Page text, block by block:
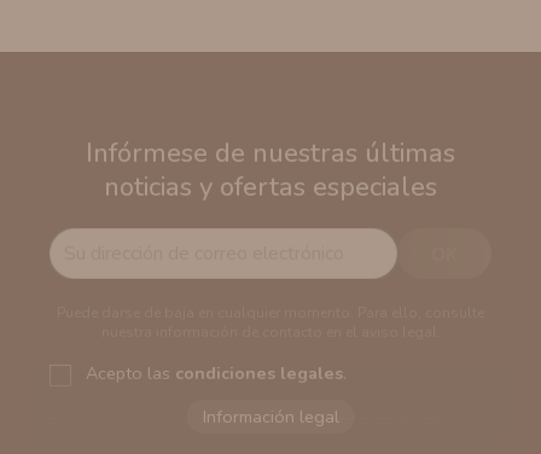
Infórmese de nuestras últimas
noticias y ofertas especiales
Acepto las condiciones legales.
Responsable del tratamiento: VAPERS GROUPS